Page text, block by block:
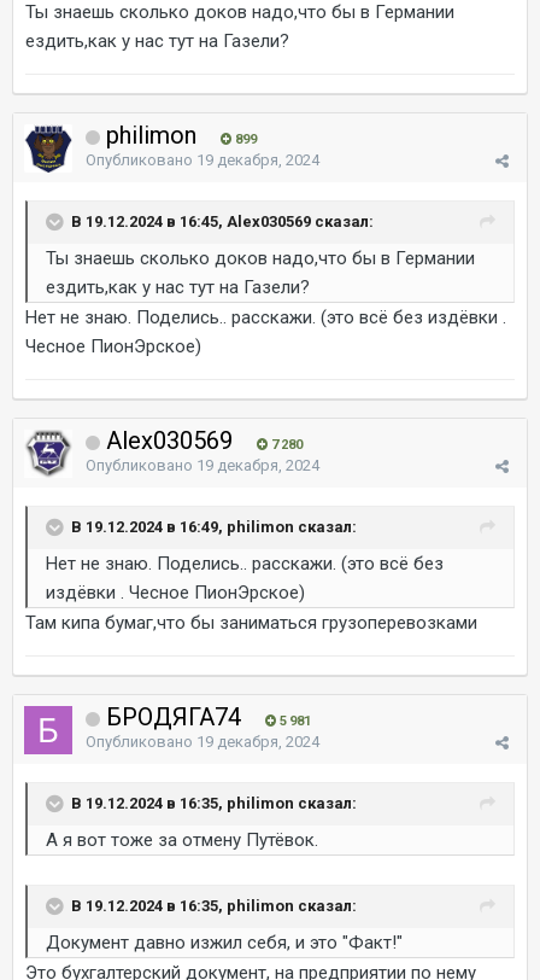
Ты знаешь сколько доков надо,что бы в Германии
ездить,как у нас тут на Газели?
philimon 899
Опубликовано 19 декабря, 2024
В 19.12.2024 в 16:45, Alex030569 сказал:
Ты знаешь сколько доков надо,что бы в Германии
ездить,как у нас тут на Газели?
Нет не знаю. Поделись.. расскажи. (это всё без издёвки .
Чесное ПионЭрское)
Alex030569 7 280
Опубликовано 19 декабря, 2024
В 19.12.2024 в 16:49, philimon сказал:
Нет не знаю. Поделись.. расскажи. (это всё без
издёвки . Чесное ПионЭрское)
Там кипа бумаг,что бы заниматься грузоперевозками
БРОДЯГА74 5 981
Опубликовано 19 декабря, 2024
В 19.12.2024 в 16:35, philimon сказал:
А я вот тоже за отмену Путёвок.
В 19.12.2024 в 16:35, philimon сказал:
Документ давно изжил себя, и это "Факт!"
Это бухгалтерский документ, на предприятии по нему